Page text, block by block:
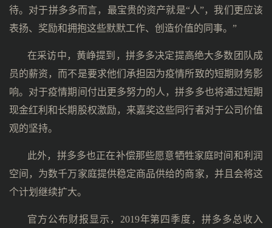
待。对于拼多多而言，最宝贵的资产就是“人”，我们更应该
表扬、奖励和拥抱这些默默工作、创造价值的同事。”
在采访中，黄峥提到，拼多多决定提高绝大多数团队成
员的薪资，而不是要求他们承担因为疫情所致的短期财务影
响。对于疫情期间付出更多努力的人，拼多多也将通过短期
现金红利和长期股权激励，来嘉奖这些同行者对于公司价值
观的坚持。
此外，拼多多也正在补偿那些愿意牺牲家庭时间和利润
空间，为数千万家庭提供稳定商品供给的商家，并且会将这
个计划继续扩大。
官方公布财报显示，2019年第四季度，拼多多总收入